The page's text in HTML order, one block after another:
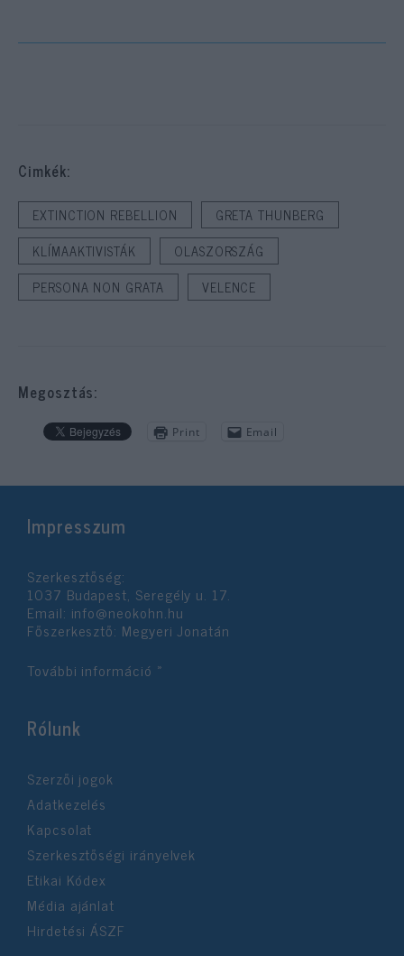
Cimkék:
EXTINCTION REBELLION
GRETA THUNBERG
KLÍMAAKTIVISTÁK
OLASZORSZÁG
PERSONA NON GRATA
VELENCE
Megosztás:
Print Email
Impresszum
Szerkesztőség:
1037 Budapest, Seregély u. 17.
Email: info@neokohn.hu
Főszerkesztő: Megyeri Jonatán
További információ »
Rólunk
Szerzői jogok
Adatkezelés
Kapcsolat
Szerkesztőségi irányelvek
Etikai Kódex
Média ajánlat
Hirdetési ÁSZF